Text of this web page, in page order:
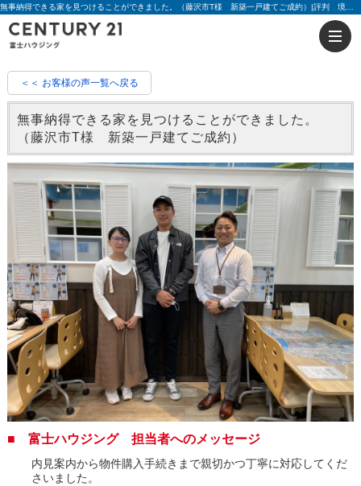
＜＜ お客様の声一覧へ戻る
無事納得できる家を見つけることができました。
（藤沢市T様 新築一戸建てご成約）
■ 富士ハウジング 担当者へのメッセージ
内見案内から物件購入手続きまで親切かつ丁寧に対応してくだ
さいました。